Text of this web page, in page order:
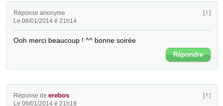
Réponse anonyme
Le 06/01/2014 é 21h14
[ ! ]
Ooh merci beaucoup ! ^^ bonne soirée
Répondre
Réponse deerebos
Le 06/01/2014 é 21h19
[ ! ]